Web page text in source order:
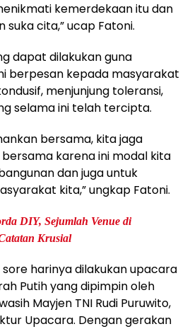
kemerdekaan itu dan
cita,” ucap Fatoni.
dapat dilakukan guna
berpesan kepada masyarakat
menjunjung toleransi,
selama ini telah tercipta.
bersama, kita jaga
karena ini modal kita
dan juga untuk
kita,” ungkap Fatoni.
DIY, Sejumlah Venue di
Krusial
harinya dilakukan upacara
Putih yang dipimpin oleh
Mayjen TNI Rudi Puruwito,
Upacara. Dengan gerakan